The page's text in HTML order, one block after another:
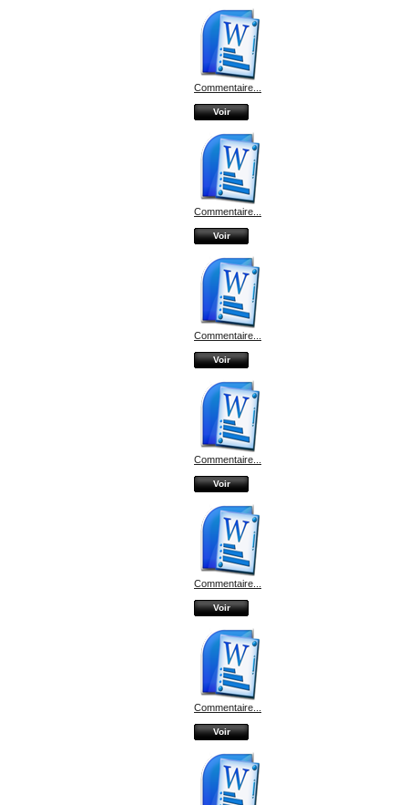
Commentaire...
Voir
Commentaire...
Voir
Commentaire...
Voir
Commentaire...
Voir
Commentaire...
Voir
Commentaire...
Voir